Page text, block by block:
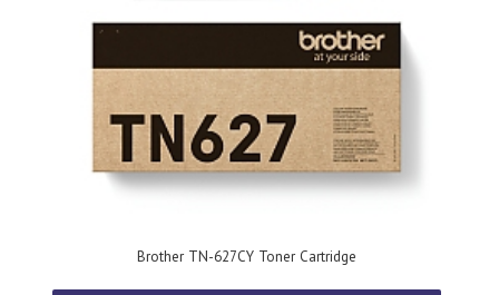
Brother TN-627CY Toner Cartridge